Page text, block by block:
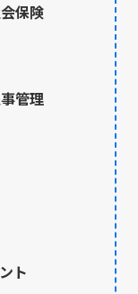
保険
管理
ト